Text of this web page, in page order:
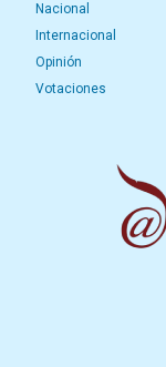
Nacional
Internacional
Opinión
Votaciones